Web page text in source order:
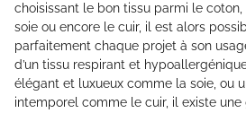
choisissant le bon tissu parmi le
soie ou encore le cuir, il est alors
parfaitement chaque projet à son
d’un tissu respirant et
élégant et luxueux comme la soie, ou
intemporel comme le cuir, il existe